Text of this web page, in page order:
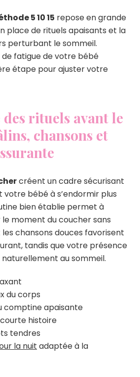
5 10 15 repose en grande
place de rituels apaisants et la
perturbant le sommeil.
de fatigue de votre bébé
étape pour ajuster votre
rituels avant le
chansons et
créent un cadre sécurisant
votre bébé à s’endormir plus
bien établie permet à
le moment du coucher sans
les chansons douces favorisent
tandis que votre présence
au sommeil.
du corps
comptine apaisante
histoire
tendres
la nuit adaptée à la